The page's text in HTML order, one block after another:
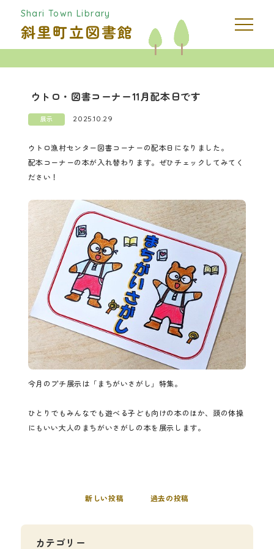
Shari Town Library
斜里町立図書館
ウトロ・図書コーナー11月配本日です
展示 2025.10.29
ウトロ漁村センター図書コーナーの配本日になりました。
配本コーナーの本が入れ替わります。ぜひチェックしてみてく
ださい！
今月のプチ展示は「まちがいさがし」特集。
ひとりでもみんなでも遊べる子ども向けの本のほか、頭の体操
にもいい大人のまちがいさがしの本を展示します。
新しい投稿 過去の投稿
カテゴリー